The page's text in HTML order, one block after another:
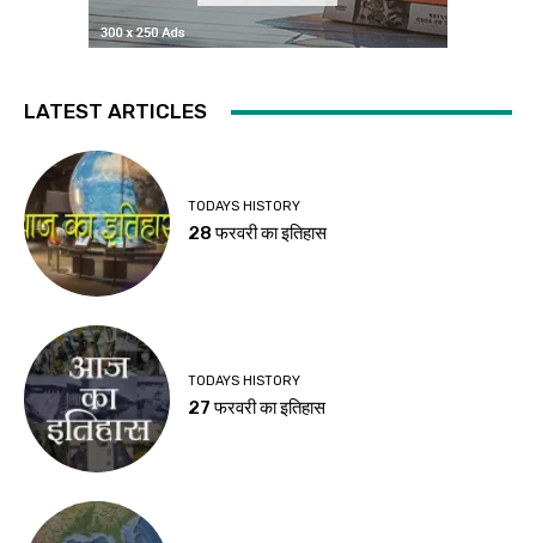
LATEST ARTICLES
TODAYS HISTORY
28 फरवरी का इतिहास
TODAYS HISTORY
27 फरवरी का इतिहास